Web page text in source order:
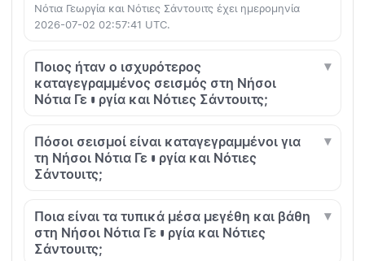
Νότια Γεωργία και Νότιες Σάντουιτς έχει ημερομηνία
2026-07-02 02:57:41 UTC.
Ποιος ήταν ο ισχυρότερος
καταγεγραμμένος σεισμός στη Νήσοι
Νότια Γεωργία και Νότιες Σάντουιτς;
Πόσοι σεισμοί είναι καταγεγραμμένοι για
τη Νήσοι Νότια Γεωργία και Νότιες
Σάντουιτς;
Ποια είναι τα τυπικά μέσα μεγέθη και βάθη
στη Νήσοι Νότια Γεωργία και Νότιες
Σάντουιτς;